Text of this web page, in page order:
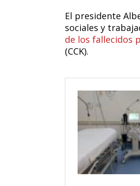
El presidente
sociales y
de los fallecidos
(CCK).